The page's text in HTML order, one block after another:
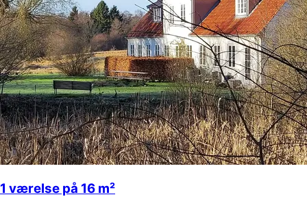
1 værelse på 16 m²